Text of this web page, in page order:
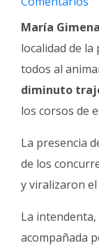
Familia
Clasificados
Fúnebres
María
localidad de
todos al
diminuto
los corsos de
La presencia
de los
y viralizaron el
La
acompañada